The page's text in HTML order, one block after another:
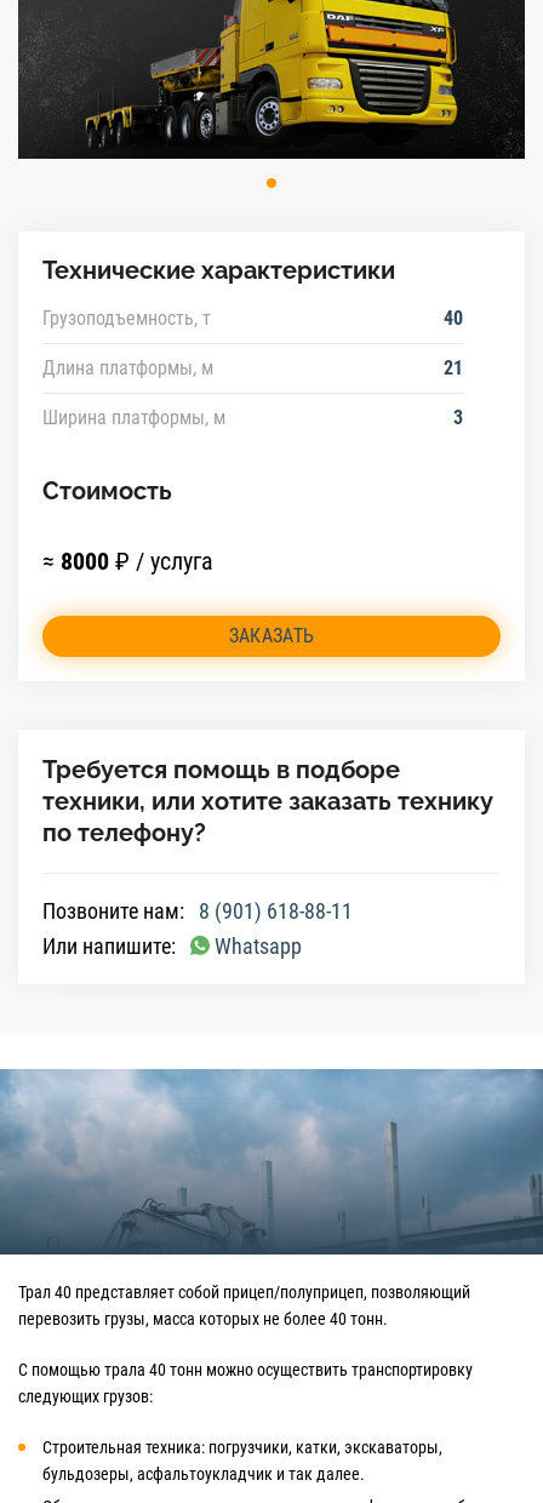
Технические характеристики
Грузоподъемность, т 40
Длина платформы, м 21
Ширина платформы, м 3
Стоимость
≈ 8000 ₽ / услуга
ЗАКАЗАТЬ
Требуется помощь в подборе
техники, или хотите заказать технику
по телефону?
Позвоните нам:
8 (901) 618-88-11
Или напишите:
Whatsapp
Трал 40 представляет собой прицеп/полуприцеп, позволяющий
перевозить грузы, масса которых не более 40 тонн.
С помощью трала 40 тонн можно осуществить транспортировку
следующих грузов:
Строительная техника: погрузчики, катки, экскаваторы,
бульдозеры, асфальтоукладчик и так далее.